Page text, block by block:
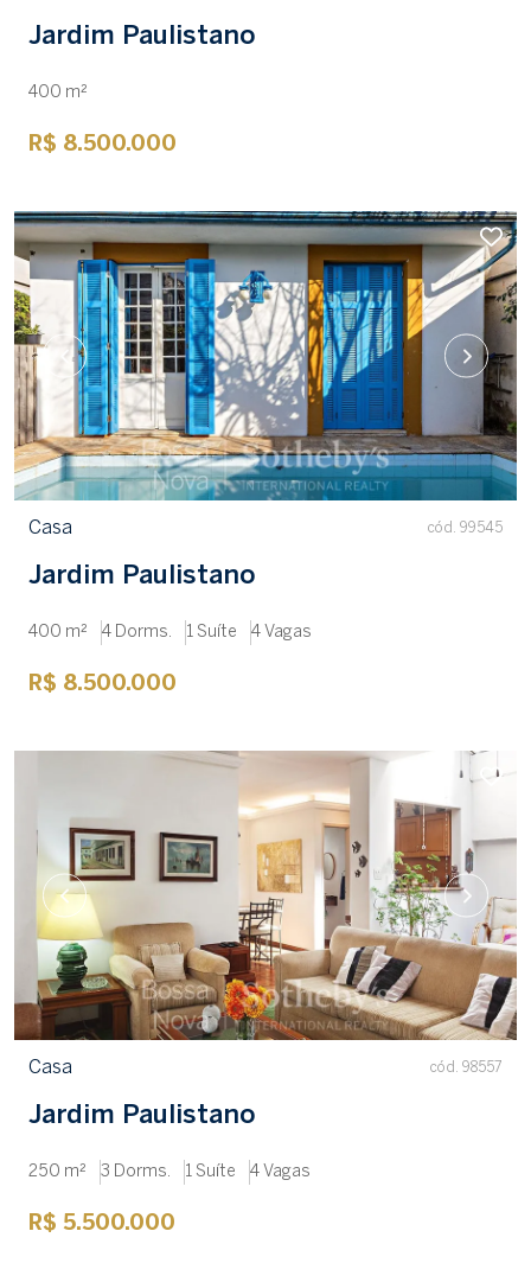
Jardim Paulistano
400 m²
R$ 8.500.000
Casa cód. 99545
Jardim Paulistano
400 m² 4 Dorms. 1 Suíte 4 Vagas
R$ 8.500.000
Casa cód. 98557
Jardim Paulistano
250 m² 3 Dorms. 1 Suíte 4 Vagas
R$ 5.500.000